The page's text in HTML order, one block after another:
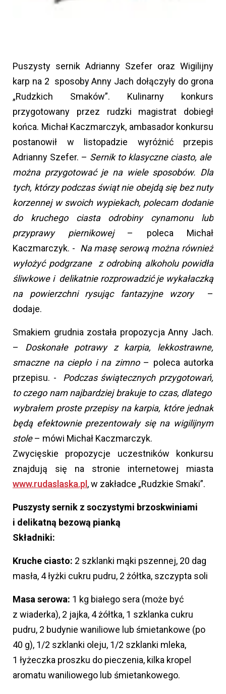
Puszysty sernik Adrianny Szefer oraz Wigilijny
karp na 2 sposoby Anny Jach dołączyły do grona
„Rudzkich Smaków”. Kulinarny konkurs
przygotowany przez rudzki magistrat dobiegł
końca. Michał Kaczmarczyk, ambasador konkursu
postanowił w listopadzie wyróżnić przepis
Adrianny Szefer. – Sernik to klasyczne ciasto, ale
można przygotować je na wiele sposobów. Dla
tych, którzy podczas świąt nie obejdą się bez nuty
korzennej w swoich wypiekach, polecam dodanie
do kruchego ciasta odrobiny cynamonu lub
przyprawy piernikowej– poleca Michał
Kaczmarczyk. - Na masę serową można również
wyłożyć podgrzane z odrobiną alkoholu powidła
śliwkowe i delikatnie rozprowadzić je wykałaczką
na powierzchni rysując fantazyjne wzory –
dodaje.
Smakiem grudnia została propozycja Anny Jach.
– Doskonałe potrawy z karpia, lekkostrawne,
smaczne na ciepło i na zimno – poleca autorka
przepisu. - Podczas świątecznych przygotowań,
to czego nam najbardziej brakuje to czas, dlatego
wybrałem proste przepisy na karpia, które jednak
będą efektownie prezentowały się na wigilijnym
stole– mówi Michał Kaczmarczyk.
Zwycięskie propozycje uczestników konkursu
znajdują się na stronie internetowej miasta
www.rudaslaska.pl , w zakładce „Rudzkie Smaki”.
Puszysty sernik z soczystymi brzoskwiniami
i delikatną bezową pianką
Składniki:
Kruche ciasto: 2 szklanki mąki pszennej, 20 dag
masła, 4 łyżki cukru pudru, 2 żółtka, szczypta soli
Masa serowa: 1 kg białego sera (może być
z wiaderka), 2 jajka, 4 żółtka, 1 szklanka cukru
pudru, 2 budynie waniliowe lub śmietankowe (po
40 g), 1/2 szklanki oleju, 1/2 szklanki mleka,
1 łyżeczka proszku do pieczenia, kilka kropel
aromatu waniliowego lub śmietankowego.